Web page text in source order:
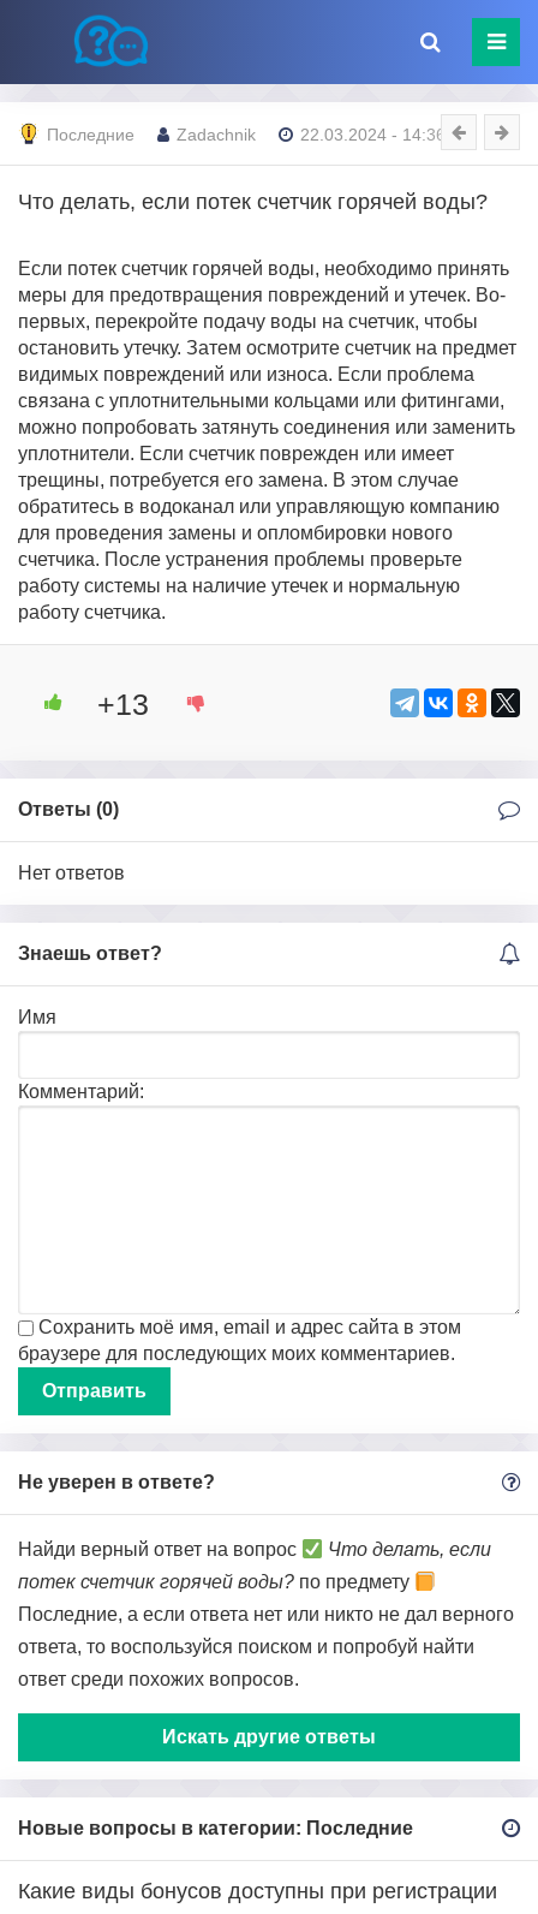
Последние Zadachnik 22.03.2024 - 14:36
Что делать, если потек счетчик горячей воды?
Если потек счетчик горячей воды, необходимо принять
меры для предотвращения повреждений и утечек. Во-
первых, перекройте подачу воды на счетчик, чтобы
остановить утечку. Затем осмотрите счетчик на предмет
видимых повреждений или износа. Если проблема
связана с уплотнительными кольцами или фитингами,
можно попробовать затянуть соединения или заменить
уплотнители. Если счетчик поврежден или имеет
трещины, потребуется его замена. В этом случае
обратитесь в водоканал или управляющую компанию
для проведения замены и опломбировки нового
счетчика. После устранения проблемы проверьте
работу системы на наличие утечек и нормальную
работу счетчика.
+13
Ответы (0)
Нет ответов
Знаешь ответ?
Имя
Комментарий:
Сохранить моё имя, email и адрес сайта в этом
браузере для последующих моих комментариев.
Не уверен в ответе?
Найди верный ответ на вопрос
Что делать, если
потек счетчик горячей воды? по предмету
Последние, а если ответа нет или никто не дал верного
ответа, то воспользуйся поиском и попробуй найти
ответ среди похожих вопросов.
Искать другие ответы
Новые вопросы в категории: Последние
Какие виды бонусов доступны при регистрации